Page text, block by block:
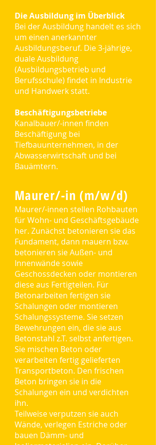
Die Ausbildung im Überblick
Bei der Ausbildung handelt es sich
um einen anerkannter
Ausbildungsberuf. Die 3-jährige,
duale Ausbildung
(Ausbildungsbetrieb und
Berufsschule) findet in Industrie
und Handwerk statt.
Beschäftigungsbetriebe
Kanalbauer/-innen finden
Beschäftigung bei
Tiefbauunternehmen, in der
Abwasserwirtschaft und bei
Bauämtern.
Maurer/-in (m/w/d)
Maurer/-innen stellen Rohbauten
für Wohn- und Geschäftsgebäude
her. Zunächst betonieren sie das
Fundament, dann mauern bzw.
betonieren sie Außen- und
Innenwände sowie
Geschossdecken oder montieren
diese aus Fertigteilen. Für
Betonarbeiten fertigen sie
Schalungen oder montieren
Schalungssysteme. Sie setzen
Bewehrungen ein, die sie aus
Betonstahl z.T. selbst anfertigen.
Sie mischen Beton oder
verarbeiten fertig gelieferten
Transportbeton. Den frischen
Beton bringen sie in die
Schalungen ein und verdichten
ihn.
Teilweise verputzen sie auch
Wände, verlegen Estriche oder
bauen Dämm- und